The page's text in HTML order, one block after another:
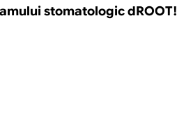
stomatologic dROOT!